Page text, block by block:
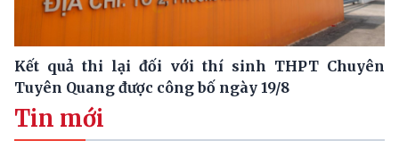
Kết quả thi lại đối với thí sinh THPT Chuyên
Tuyên Quang được công bố ngày 19/8
Tin mới